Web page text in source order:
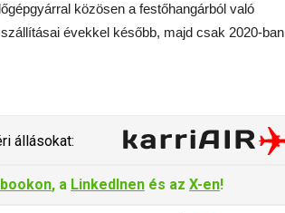
közösen a festőhangárból való
évekkel később, majd csak 2020-ban
állásokat:
, a LinkedInen és az X-en!